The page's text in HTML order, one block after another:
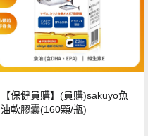
【保健員購】(員購)sakuyo魚
油軟膠囊(160顆/瓶)